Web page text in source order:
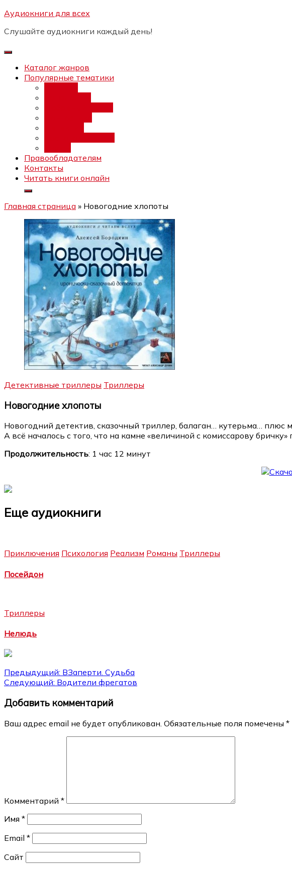
Перейти
содержимому
Аудиокниги для всех
Слушайте аудиокниги каждый день!
Каталог жанров
Популярные тематики
Правообладателям
Контакты
Читать книги онлайн
Главная страница » Новогодние хлопоты
Детективные триллеры Триллеры
Новогодние хлопоты
Новогодний детектив, сказочный триллер, балаган… кутерьма… плюс
А всё началось с того, что на камне «величиной с комиссарову бричку»
Продолжительность: 1 час 12 минут
Еще аудиокниги
Приключения Психология Реализм Романы Триллеры
Посейдон
Триллеры
Нелюдь
Навигация
по
записям
Предыдущий: ВЗаперти. Судьба
Следующий: Водители фрегатов
Добавить комментарий
Ваш адрес email не будет опубликован. Обязательные поля помечены *
Комментарий *
Имя *
Email *
Сайт